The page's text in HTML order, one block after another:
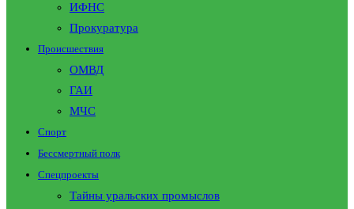
ИФНС
Прокуратура
Происшествия
ОМВД
ГАИ
МЧС
Спорт
Бессмертный полк
Спецпроекты
Тайны уральских промыслов